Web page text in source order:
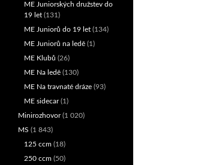
ME Juniorských družstev do
19 let (131)
ME Juniorů do 19 let (134)
ME Juniorů na ledě (1)
ME Klubů (26)
ME Na ledě (130)
ME Na travnaté dráze (93)
ME sidecar(1)
Minirozhovor(1 020)
MS (1 843)
125 ccm (18)
250 ccm (50)